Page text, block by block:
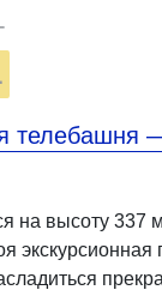
телебашня
на высоту 337
экскурсионная